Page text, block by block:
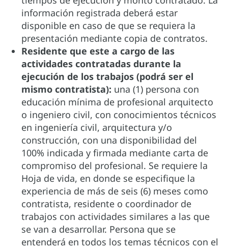
información registrada deberá estar
disponible en caso de que se requiera la
presentación mediante copia de contratos.
Residente que este a cargo de las
actividades contratadas durante la
ejecución de los trabajos (podrá ser el
mismo contratista): una (1) persona con
educación mínima de profesional arquitecto
o ingeniero civil, con conocimientos técnicos
en ingeniería civil, arquitectura y/o
construcción, con una disponibilidad del
100% indicada y firmada mediante carta de
compromiso del profesional. Se requiere la
Hoja de vida, en donde se especifique la
experiencia de más de seis (6) meses como
contratista, residente o coordinador de
trabajos con actividades similares a las que
se van a desarrollar. Persona que se
entenderá en todos los temas técnicos con el